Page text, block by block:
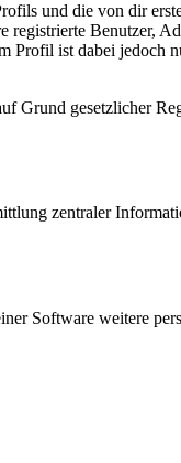
und die von dir
Benutzer,
Profil ist dabei jedoch
Grund gesetzlicher
zentraler
Software weitere